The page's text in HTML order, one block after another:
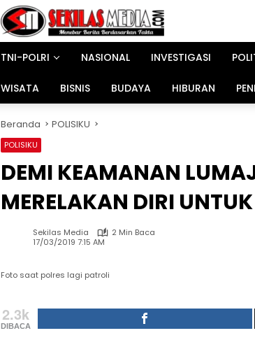
TNI-POLRI
NASIONAL INVESTIGASI
WISATA BISNIS BUDAYA HIBURAN
Beranda POLISIKU
POLISIKU
DEMI KEAMANAN
MERELAKAN DIRI
Sekilas Media
2 Min Baca
17/03/2019 7:15 AM
Foto saat polres lagi patroli
2.3k
DIBACA